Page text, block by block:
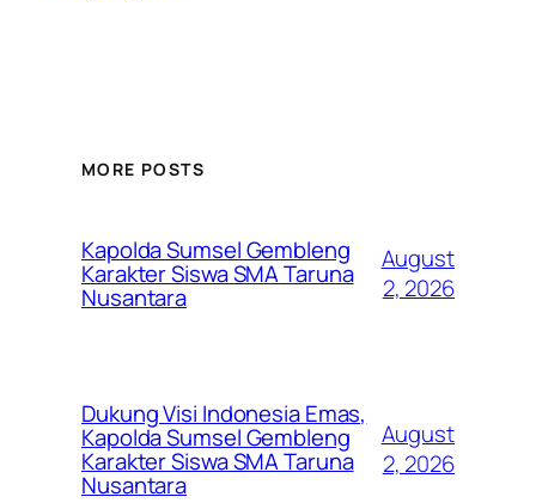
MORE POSTS
Kapolda Sumsel Gembleng
Karakter Siswa SMA Taruna
Nusantara
August
2, 2026
Dukung Visi Indonesia Emas,
Kapolda Sumsel Gembleng
Karakter Siswa SMA Taruna
Nusantara
August
2, 2026